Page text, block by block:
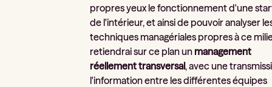
propres yeux le fonctionnement d'une
de l'intérieur, et ainsi de pouvoir analyser
techniques managériales propres à ce
retiendrai sur ce plan un management
réellement transversal, avec une
l'information entre les différentes équipes